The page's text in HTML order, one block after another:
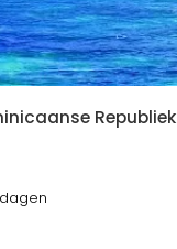
Republiek